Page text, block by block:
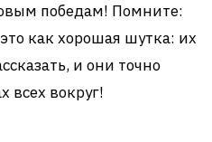
победам! Помните:
как хорошая шутка: их
и они точно
всех вокруг!